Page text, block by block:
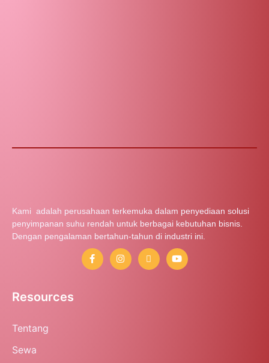
Kami adalah perusahaan terkemuka dalam penyediaan solusi
penyimpanan suhu rendah untuk berbagai kebutuhan bisnis.
Dengan pengalaman bertahun-tahun di industri ini.
Resources
Tentang
Sewa